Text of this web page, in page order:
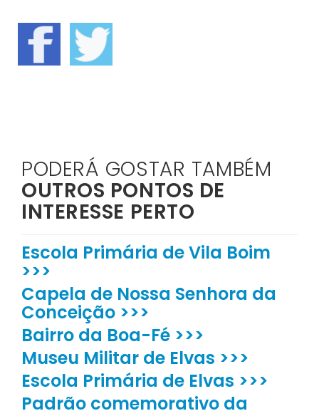
PODERÁ GOSTAR TAMBÉM
OUTROS PONTOS DE
INTERESSE PERTO
Escola Primária de Vila Boim
>>>
Capela de Nossa Senhora da
Conceição >>>
Bairro da Boa-Fé >>>
Museu Militar de Elvas >>>
Escola Primária de Elvas >>>
Padrão comemorativo da